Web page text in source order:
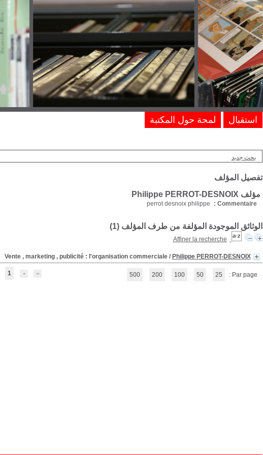
بحث جديد
تفصيل المؤلف
مؤلف Philippe PERROT-DESNOIX
Commentaire :
perrot desnoix philippe
الوثائق الموجودة المؤلفة من طرف المؤلف (1
)
Affiner la recherche
Vente , marketing , publicité : l'organisation commerciale/ Philippe PERROT-DESNOIX
1 Par page :
25
50
100
200
500
استقبال لمحة حول المكتبة